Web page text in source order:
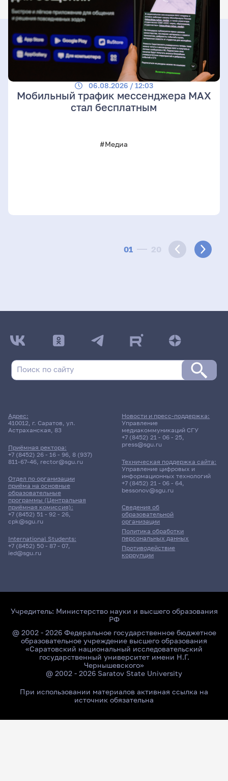
01 20
06.08.2026 / 12:03
Мобильный трафик мессенджера MAX
стал бесплатным
#Медиа
Адрес:
410012, г. Саратов, ул.
Астраханская, 83
Приёмная ректора:
+7 (8452) 26 - 16 - 96, 8 (937)
811-67-46, rector@sgu.ru
Отдел по организации
приёма на основные
образовательные
программы (Центральная
приёмная комиссия):
+7 (8452) 51 - 92 - 26,
cpk@sgu.ru
International Students:
+7 (8452) 50 - 87 - 07,
ied@sgu.ru
Сведения об
образовательной
организации
Политика обработки
персональных данных
Противодействие
коррупции
Новости и пресс-поддержка:
Управление
медиакоммуникаций СГУ
+7 (8452) 21 - 06 - 25,
press@sgu.ru
Техническая поддержка сайта:
Управление цифровых и
информационных технологий
+7 (8452) 21 - 06 - 64,
bessonov@sgu.ru
Учредитель: Министерство науки и высшего образования
РФ
@ 2002 - 2026 Федеральное государственное бюджетное
образовательное учреждение высшего образования
«Саратовский национальный исследовательский
государственный университет имени Н.Г.
Чернышевского»
@ 2002 - 2026 Saratov State University
При использовании материалов активная ссылка на
источник обязательна